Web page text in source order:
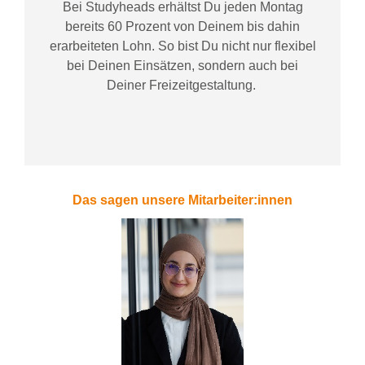
Bei Studyheadserhältst Du jeden Montag
bereits 60 Prozent von Deinem bis dahin
erarbeiteten Lohn. So bist Du nicht nur flexibel
bei Deinen Einsätzen, sondern auch bei
DeinerFreizeitgestaltung.
Das sagen unsere Mitarbeiter:innen